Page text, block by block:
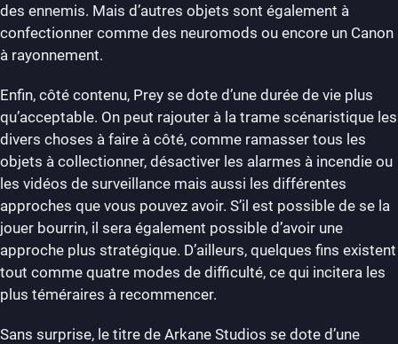
des ennemis. Mais d’autres objets sont également à
confectionner comme des neuromods ou encore un Canon
à rayonnement.
Enfin, côté contenu, Prey se dote d’une durée de vie plus
qu’acceptable. On peut rajouter à la trame scénaristique les
divers choses à faire à côté, comme ramasser tous les
objets à collectionner, désactiver les alarmes à incendie ou
les vidéos de surveillance mais aussi les différentes
approches que vous pouvez avoir. S’il est possible de se la
jouer bourrin, il sera également possible d’avoir une
approche plus stratégique. D’ailleurs, quelques fins existent
tout comme quatre modes de difficulté, ce qui incitera les
plus téméraires à recommencer.
Sans surprise, le titre de Arkane Studios se dote d’une